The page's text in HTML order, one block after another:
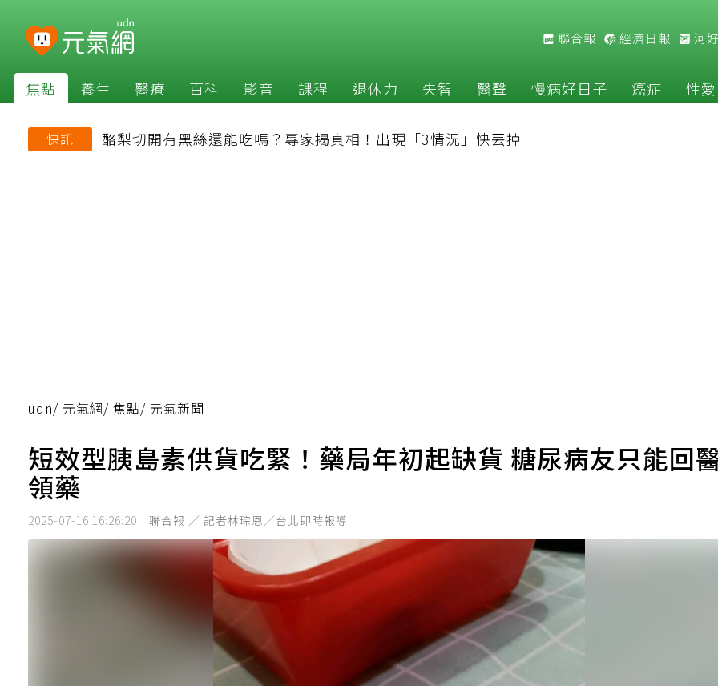
聯合報 經濟日報 河
焦點 養生 醫療 百科 影音 課程 退休力 失智 醫聲 慢病好日子 癌症 性愛
快訊 酪梨切開有黑絲還能吃嗎？專家揭真相！出現「3情況」快丟掉
udn/ 元氣網/ 焦點/ 元氣新聞
短效型胰島素供貨吃緊！藥局年初起缺貨 糖尿病友只能回
領藥
2025-07-16 16:26:20 聯合報 ／ 記者林琮恩／台北即時報導